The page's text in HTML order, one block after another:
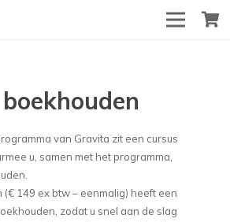
van Gravita zit een cursus
u, samen met het programma,
(€ 149 ex btw – eenmalig) heeft een
zodat u snel aan de slag